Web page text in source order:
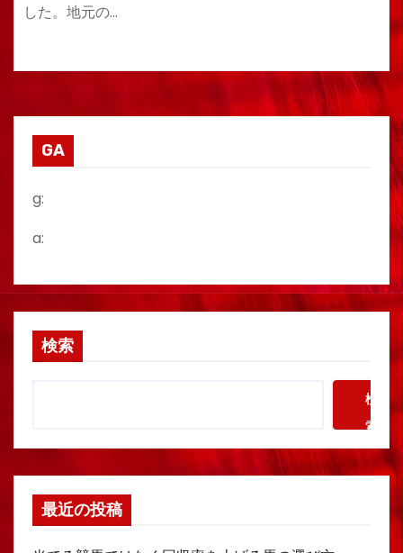
した。地元の…
GA
g:
a:
検索
検
索
最近の投稿